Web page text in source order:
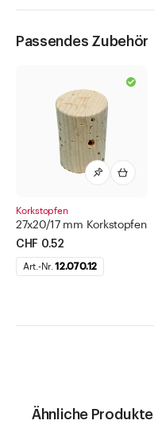
Passendes Zubehör
Korkstopfen
27x20/17 mm Korkstopfen
CHF 0.52
Art.-Nr.12.070.12
Ähnliche Produkte